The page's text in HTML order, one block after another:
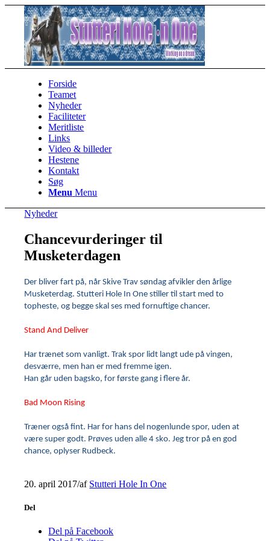
Forside
Teamet
Nyheder
Faciliteter
Meritliste
Links
Video & billeder
Hestene
Kontakt
Søg
Menu Menu
Nyheder
Chancevurderinger til
Musketerdagen
Der bliver fart på, når Skive Trav søndag afvikler den årlige
Musketerdag. Stutteri Hole In One stiller til start med to
topheste, og begge skal ses med fornuftige chancer.
Stand And Deliver
Har trænet som vanligt. Trak spor lidt langt ude på vingen,
desværre, men han er med fremme igen.
Han går uden bagsko, for første gang i flere år.
Bad Moon Rising
Træner også fint. Har for hans del nogenlunde spor, uden at
være super godt. Prøves uden alle 4 sko. Jeg tror på en god
chance, oplyser Rudbeck.
20. april 2017/af Stutteri Hole In One
Del
Del på Facebook